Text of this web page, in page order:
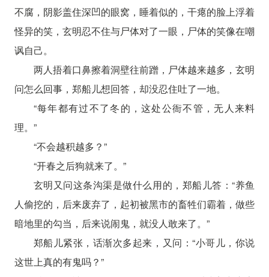
不腐，阴影盖住深凹的眼窝，睡着似的，干瘪的脸上浮着
怪异的笑，玄明忍不住与尸体对了一眼，尸体的笑像在嘲
讽自己。
两人捂着口鼻擦着洞壁往前蹭，尸体越来越多，玄明
问怎么回事，郑船儿想回答，却没忍住吐了一地。
“每年都有过不了冬的，这处公衙不管，无人来料
理。”
“不会越积越多？”
“开春之后狗就来了。”
玄明又问这条沟渠是做什么用的，郑船儿答：“养鱼
人偷挖的，后来废弃了，起初被黑市的畜牲们霸着，做些
暗地里的勾当，后来说闹鬼，就没人敢来了。”
郑船儿紧张，话渐次多起来，又问：“小哥儿，你说
这世上真的有鬼吗？”